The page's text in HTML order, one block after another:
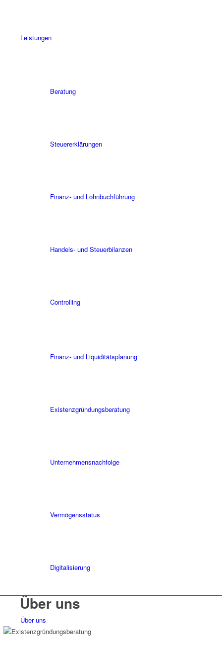
Leistungen
Beratung
Steuererklärungen
Finanz- und Lohnbuchführung
Handels- und Steuerbilanzen
Controlling
Finanz- und Liquiditätsplanung
Existenzgründungs­beratung
Unternehmens­nachfolge
Vermögensstatus
Digitalisierung
Über uns
Über uns